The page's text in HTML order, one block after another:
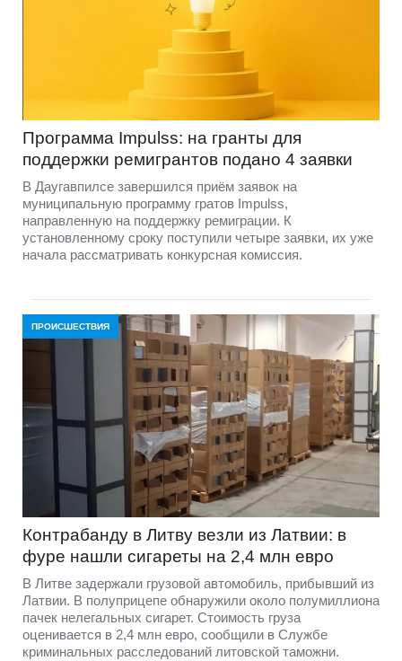
Программа Impulss: на гранты для
поддержки ремигрантов подано 4 заявки
В Даугавпилсе завершился приём заявок на
муниципальную программу гратов Impulss,
направленную на поддержку ремиграции. К
установленному сроку поступили четыре заявки, их уже
начала рассматривать конкурсная комиссия.
ПРОИСШЕСТВИЯ
Контрабанду в Литву везли из Латвии: в
фуре нашли сигареты на 2,4 млн евро
В Литве задержали грузовой автомобиль, прибывший из
Латвии. В полуприцепе обнаружили около полумиллиона
пачек нелегальных сигарет. Стоимость груза
оценивается в 2,4 млн евро, сообщили в Службе
криминальных расследований литовской таможни.